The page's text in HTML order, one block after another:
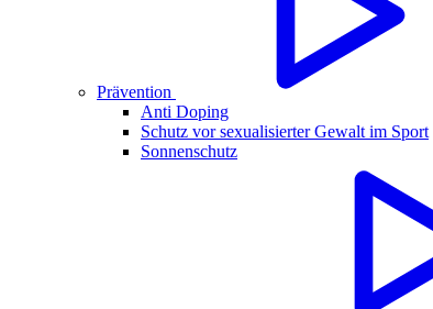
Prävention
Anti Doping
Schutz vor sexualisierter Gewalt im Sport
Sonnenschutz